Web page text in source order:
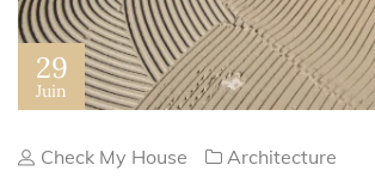
29
Juin
Check My House Architecture